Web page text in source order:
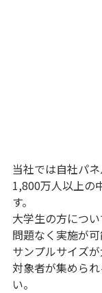
当社では自社パ
1,800万人以上の
す。
大学生の方につ
問題なく実施が可
サンプルサイズ
対象者が集めら
い。